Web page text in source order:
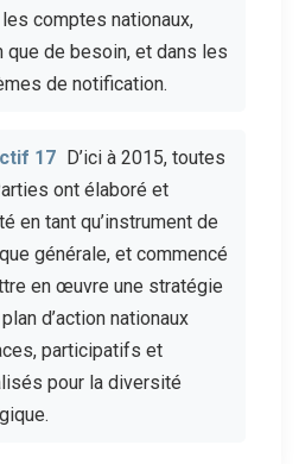
comptes nationaux,
que de besoin, et dans les
de notification.
17 D’ici à 2015, toutes
ont élaboré et
en tant qu’instrument de
générale, et commencé
en œuvre une stratégie
d’action nationaux
participatifs et
pour la diversité